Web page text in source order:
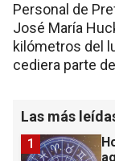
Personal de
José María
kilómetros del
cediera parte
Las más
1